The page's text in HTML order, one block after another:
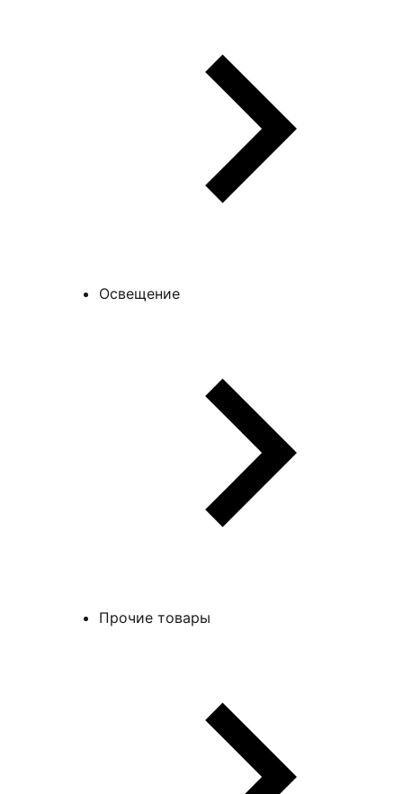
Освещение
Прочие товары